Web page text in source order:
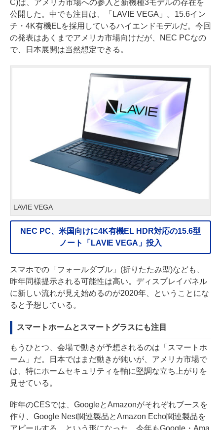
C)は、アメリカ市場への参入と新機種3モデルの存在を
公開した。中でも注目は、「LAVIE VEGA」。15.6イン
チ・4K有機ELを採用しているハイエンドモデルだ。今回
の発表はあくまでアメリカ市場向けだが、NEC PCなの
で、日本展開は当然想定できる。
LAVIE VEGA
NEC PC、米国向けに4K有機EL HDR対応の15.6型
ノート「LAVIE VEGA」投入
スマホでの「フォールダブル」(折りたたみ型)なども、
昨年同様提示される可能性は高い。ディスプレイパネル
に新しい流れが見え始めるのが2020年、ということにな
ると予想している。
スマートホームとスマートグラスにも注目
もうひとつ、会場で動きが予想されるのは「スマートホ
ーム」だ。日本ではまだ動きが鈍いが、アメリカ市場で
は、特にホームセキュリティを軸に堅調な立ち上がりを
見せている。
昨年のCESでは、GoogleとAmazonがそれぞれブースを
作り、Google Nest関連製品とAmazon Echo関連製品を
アピールする、という形になった。今年もGoogle・Ama